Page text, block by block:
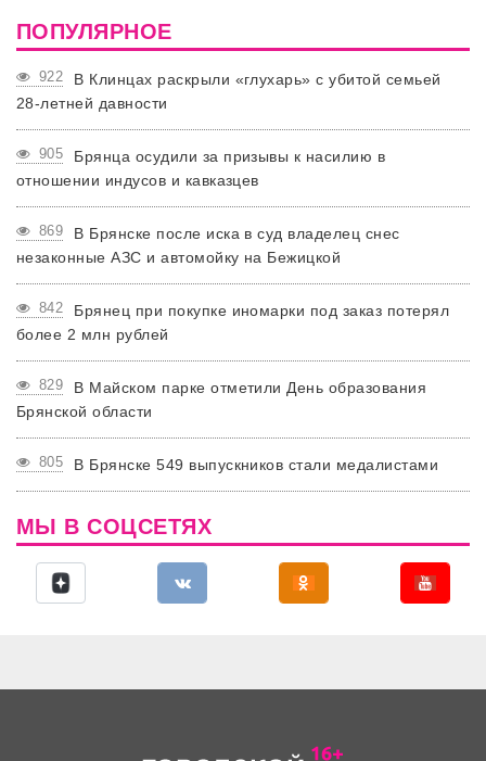
ПОПУЛЯРНОЕ
922
В Клинцах раскрыли «глухарь» с убитой семьей
28-летней давности
905
Брянца осудили за призывы к насилию в
отношении индусов и кавказцев
869
В Брянске после иска в суд владелец снес
незаконные АЗС и автомойку на Бежицкой
842
Брянец при покупке иномарки под заказ потерял
более 2 млн рублей
829
В Майском парке отметили День образования
Брянской области
805 В Брянске 549 выпускников стали медалистами
МЫ В СОЦСЕТЯХ